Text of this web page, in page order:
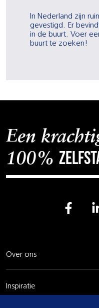
In Nederland zijn
gevestigd. Er
in de buurt. Voer
buurt te zoeken!
Een
100%
Over ons
Inspiratie